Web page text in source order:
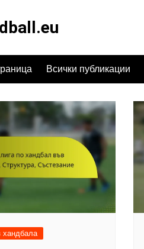
Всички публикации
хандбала